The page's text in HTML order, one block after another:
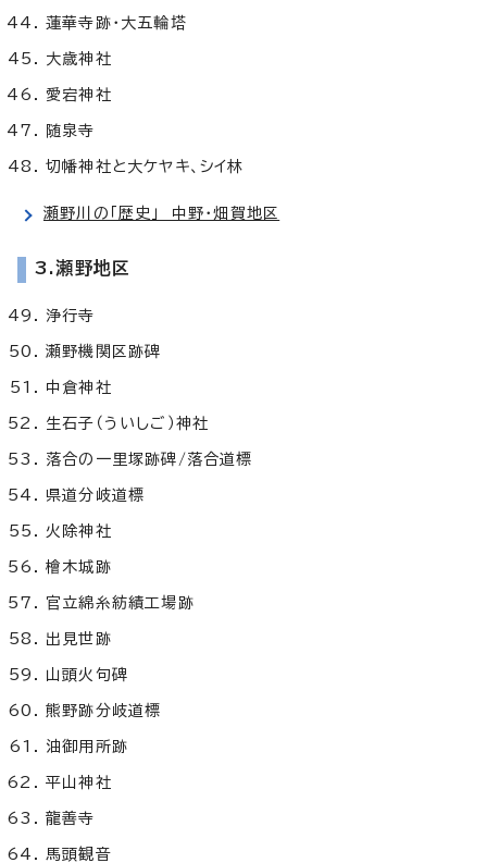
蓮華寺跡・大五輪塔
大歳神社
愛宕神社
随泉寺
切幡神社と大ケヤキ、シイ林
瀬野川の「歴史」 中野・畑賀地区
3.瀬野地区
浄行寺
瀬野機関区跡碑
中倉神社
生石子（ういしご）神社
落合の一里塚跡碑/落合道標
県道分岐道標
火除神社
檜木城跡
官立綿糸紡績工場跡
出見世跡
山頭火句碑
熊野跡分岐道標
油御用所跡
平山神社
龍善寺
馬頭観音